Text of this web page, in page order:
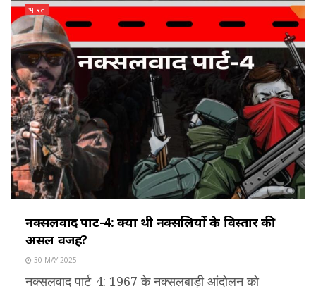
भारत
नक्सलवाद पार्ट-4: क्या थी नक्सलियों के विस्तार की
असल वजह?
30 MAY 2025
नक्सलवाद पार्ट-4: 1967 के नक्सलबाड़ी आंदोलन को